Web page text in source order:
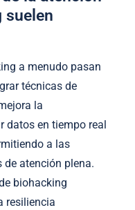
suelen
a menudo pasan
técnicas de
la
en tiempo real
a las
atención plena.
biohacking
resiliencia